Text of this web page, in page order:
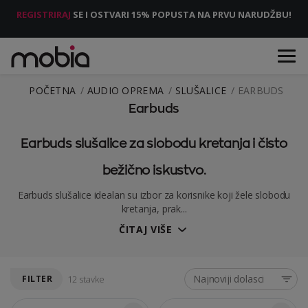
REGISTRIRAJ SE I OSTVARI 15% POPUSTA NA PRVU NARUDŽBU!
POČETNA AUDIO OPREMA SLUŠALICE EARBUDS
Earbuds
Earbuds slušalice za slobodu kretanja i čisto
bežično iskustvo.
Earbuds slušalice idealan su izbor za korisnike koji žele slobodu
kretanja, prak...
ČITAJ VIŠE
FILTER 12 stavke Najnoviji dolasci